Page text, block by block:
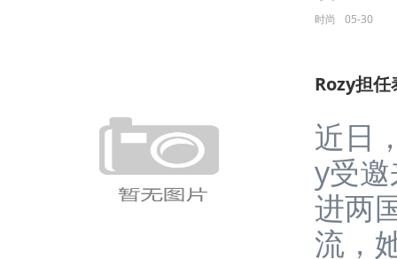
时尚 05-30
Rozy担
近日
y受
进两
流，